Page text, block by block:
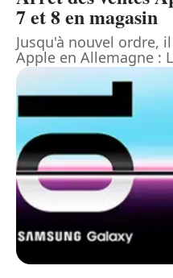
7 et 8 en magasin
Jusqu'à nouvel ordre,
Apple en Allemagne :